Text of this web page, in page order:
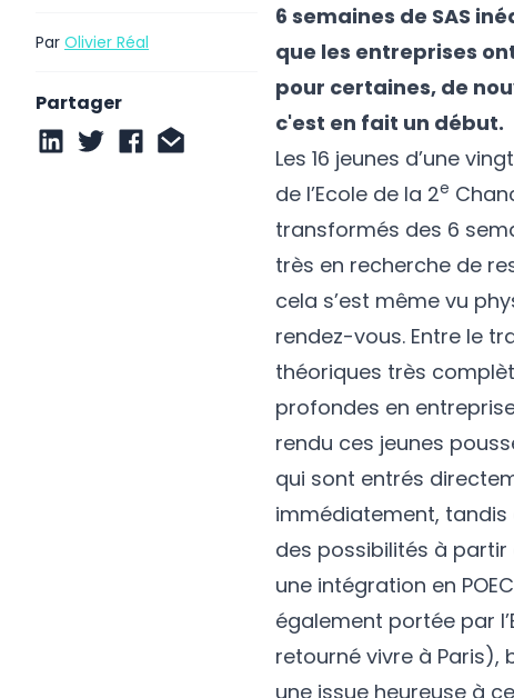
Par Olivier Réal
Partager
6 semaines de SAS
que les entreprises
pour certaines, de
c'est en fait un début.
Les 16 jeunes d’une
de l’Ecole de la 2e
transformés des 6
très en recherche de
cela s’est même vu
rendez-vous. Entre le
théoriques très
profondes en
rendu ces jeunes
qui sont entrés
immédiatement,
des possibilités à
une intégration en
également portée par
retourné vivre à Paris),
une issue heureuse à